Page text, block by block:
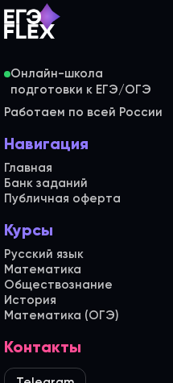
Онлайн-школа
Работаем по всей России
Навигация
Главная
Банк заданий
Публичная оферта
Курсы
Русский язык
Математика
Обществознание
История
Математика (ОГЭ)
Контакты